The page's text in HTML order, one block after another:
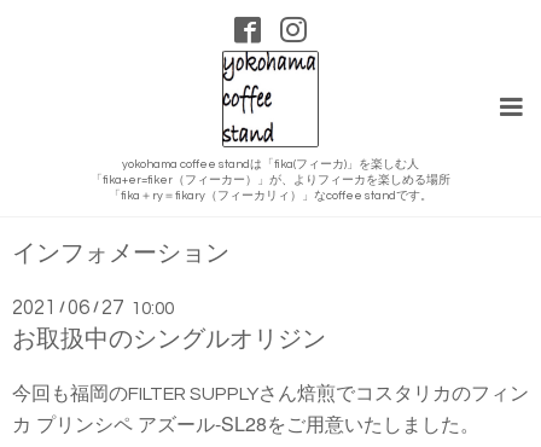
yokohama coffee standは「fika(フィーカ)」を楽しむ人
「fika+er=fiker（フィーカー）」が、よりフィーカを楽しめる場所
「fika＋ry＝fikary（フィーカリィ）」なcoffee standです。
インフォメーション
2021 /06 / 27 10:00
お取扱中のシングルオリジン
今回も福岡のFILTER SUPPLYさん焙煎でコスタリカのフィン
カ プリンシペ アズール-SL28をご用意いたしました。